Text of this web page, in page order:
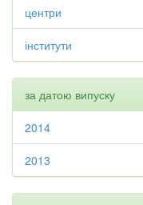
центри
інститути
за датою випуску
2014
2013